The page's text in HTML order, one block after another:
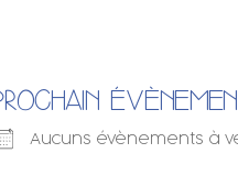
Aucuns évènements à